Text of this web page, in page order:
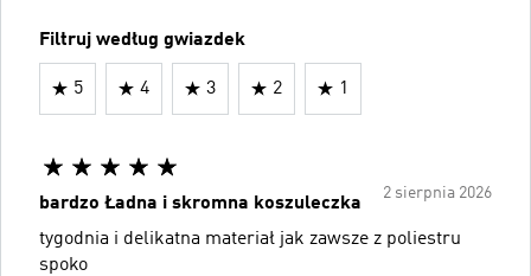
Filtruj według gwiazdek
5 4 3 2 1
2 sierpnia 2026
bardzo Ładna i skromna koszuleczka
tygodnia i delikatna materiał jak zawsze z poliestru
spoko